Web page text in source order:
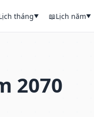
tháng▼ 📖Lịch năm▼
2070